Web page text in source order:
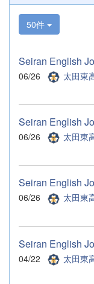
50件
06/26 太田東
Seiran English
06/26 太田東
06/26 太田東
Seiran English
04/22 太田東